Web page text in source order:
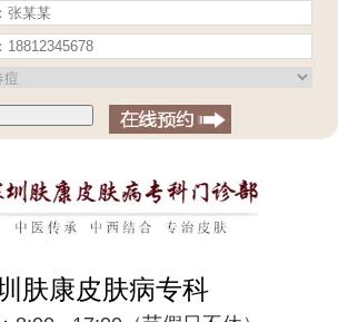
肤康皮肤病专科